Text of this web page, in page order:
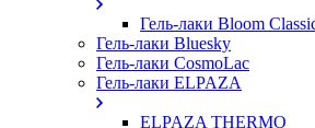
Гель-лаки Bloom
Гель-лаки Bluesky
Гель-лаки CosmoLac
Гель-лаки ELPAZA
ELPAZA THERMO